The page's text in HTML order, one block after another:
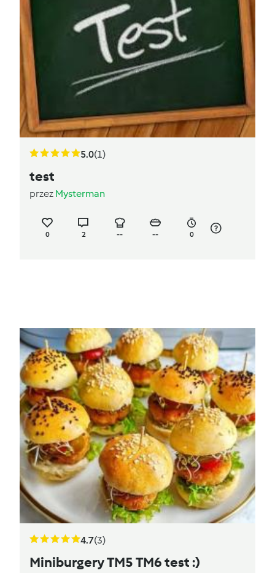
5.0(1)
test
przez Mysterman
0 2 -- -- 0
4.7(3)
Miniburgery TM5 TM6 test :)